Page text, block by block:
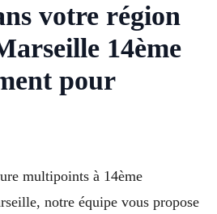
votre région
14ème
pour
multipoints à 14ème
notre équipe vous propose